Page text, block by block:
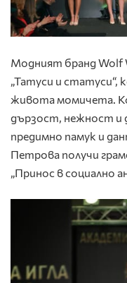
Модният бранд Wolf
„Татуси и статуси“,
живота момичета.
дързост, нежност и
предимно памук и
Петрова получи
„Принос в социално